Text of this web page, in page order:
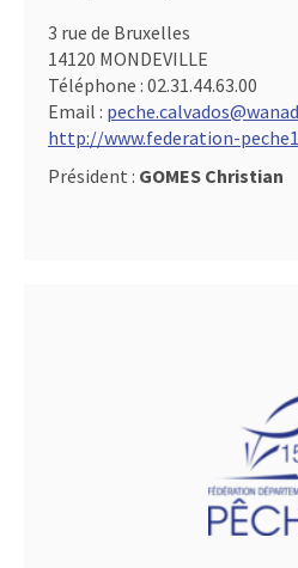
3 rue de Bruxelles
14120 MONDEVILLE
Téléphone : 02.31.44.63.00
Email :
http://www.federation-
Président : GOMES Christian